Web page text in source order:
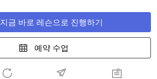
지금 바로 레슨으로 진행하기
예약 수업